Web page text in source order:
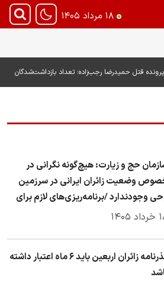
۱۸ مرداد ۱۴۰۵
قتل حمیدرضا رجب‌زاده؛ تعداد بازداشت‌شدگان
حج و زیارت: هیچ‌گونه نگرانی در
وضعیت زائران ایرانی در سرزمین
وجودندارد /برنامه‌ریزی‌های لازم برای
ایمن و منظم حجاج به کشور را
گذرنامه زائران اربعین باید ۶ ماه اعتبار داشته